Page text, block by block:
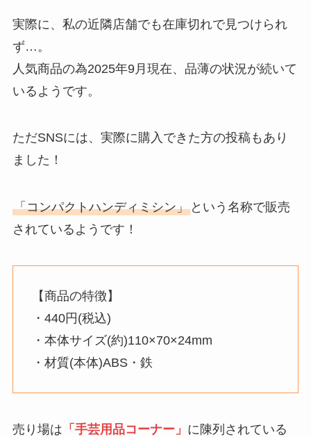
実際に、私の近隣店舗でも在庫切れで見つけられ
ず…。
人気商品の為2025年9月現在、品薄の状況が続いて
いるようです。
ただSNSには、実際に購入できた方の投稿もあり
ました！
「コンパクトハンディミシン」という名称で販売
されているようです！
【商品の特徴】
・440円(税込)
・本体サイズ(約)110×70×24mm
・材質(本体)ABS・鉄
売り場は 「手芸用品コーナー」 に陳列されている